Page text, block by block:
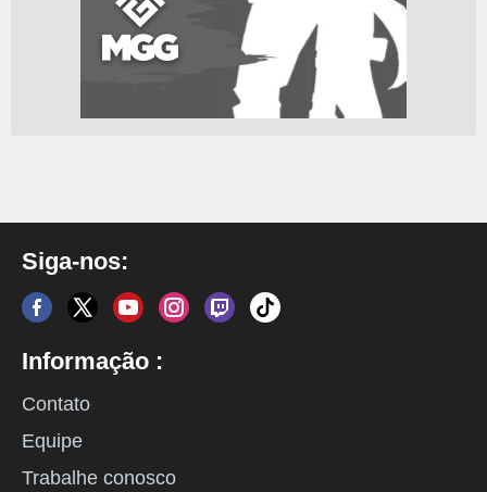
Siga-nos:
Informação :
Contato
Equipe
Trabalhe conosco